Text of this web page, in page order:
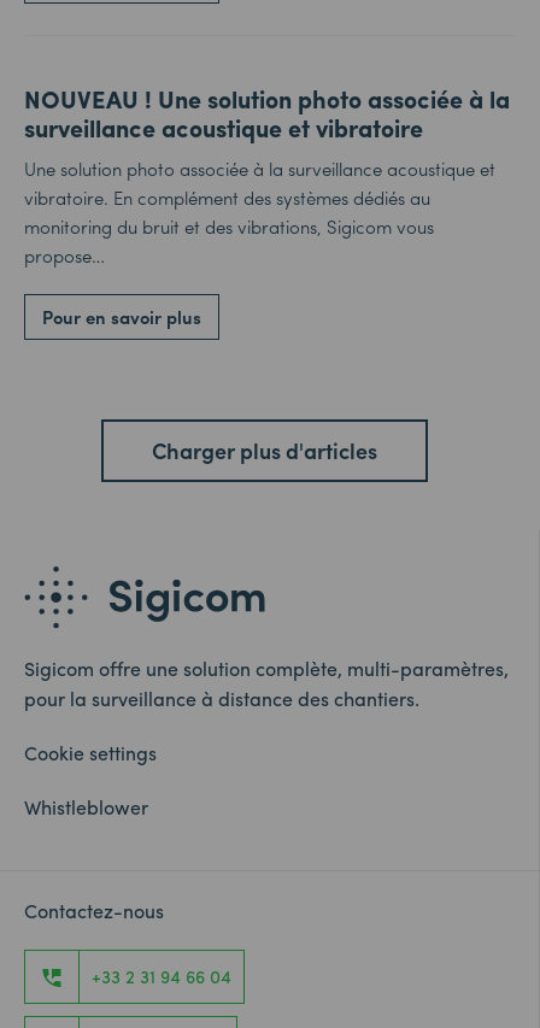
NOUVEAU ! Une solution photo associée à la
surveillance acoustique et vibratoire
Une solution photo associée à la surveillance acoustique et
vibratoire. En complément des systèmes dédiés au
monitoring du bruit et des vibrations, Sigicom vous
propose…
Pour en savoir plus
Charger plus d'articles
Sigicom offre une solution complète, multi-paramètres,
pour la surveillance à distance des chantiers.
Cookie settings
Whistleblower
Contactez-nous
+33 2 31 94 66 04